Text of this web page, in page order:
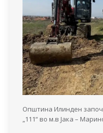
Општина Илинден
„111“ во м.в Јака –